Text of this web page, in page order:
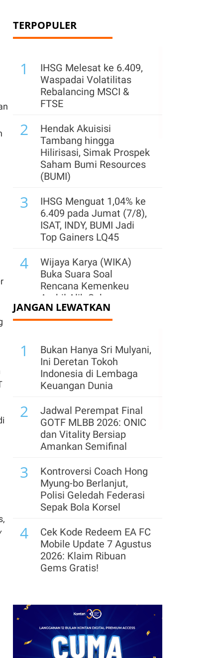
TERPOPULER
1
IHSG Melesat ke 6.409,
Waspadai Volatilitas
Rebalancing MSCI &
FTSE
2
Hendak Akuisisi
Tambang hingga
Hilirisasi, Simak Prospek
Saham Bumi Resources
(BUMI)
3
IHSG Menguat 1,04% ke
6.409 pada Jumat (7/8),
ISAT, INDY, BUMI Jadi
Top Gainers LQ45
4
Wijaya Karya (WIKA)
Buka Suara Soal
Rencana Kemenkeu
Ambil Alih Saham
Whoosh
6.388,48 Sesi I Jumat
(7/8), Top Gainers:
Saham ISAT, INDY,
MBMA
6
Harga Emas Rebound ke
US$ 4.300, Analis
Proyeksikan US$ 6.000 di
Akhir 2026
7
Usai Suspensi Dicabut
BEI, Saham COAL
Melesat 8,7% Meski
Masih Merugi
8
Jelang Delisting,
Indointernet (EDGE)
Telah Serap 7,1 Juta
Saham di Harga Rp
9
Saham VIVA Berpeluang
Rerating, Nilai
Kepemilikan di MDIA
Belum Tercermin
JANGAN LEWATKAN
1
Bukan Hanya Sri Mulyani,
Ini Deretan Tokoh
Indonesia di Lembaga
Keuangan Dunia
2
Jadwal Perempat Final
GOTF MLBB 2026: ONIC
dan Vitality Bersiap
Amankan Semifinal
3
Kontroversi Coach Hong
Myung-bo Berlanjut,
Polisi Geledah Federasi
Sepak Bola Korsel
4
Cek Kode Redeem EA FC
Mobile Update 7 Agustus
2026: Klaim Ribuan
Gems Gratis!
Treasuri 9,63 Miliar, Cek
Profil Emiten DSSA
hingga Kinerjanya
Arsenal Perpanjang